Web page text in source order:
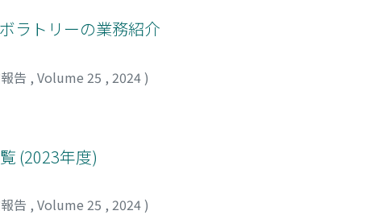
ラトリーの業務紹介
告 , Volume 25 , 2024)
(2023年度)
告 , Volume 25 , 2024)